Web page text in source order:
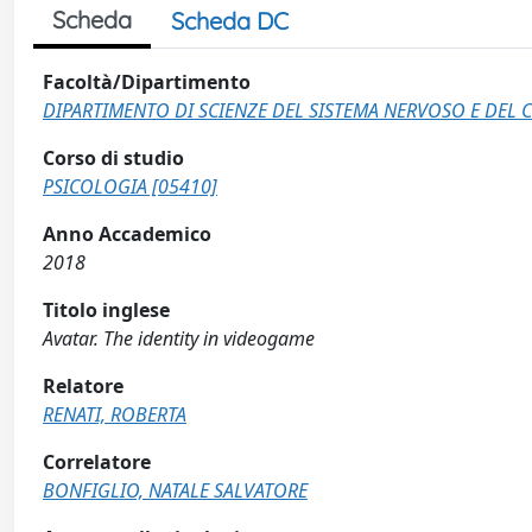
Scheda Scheda DC
Facoltà/Dipartimento
DIPARTIMENTO DI SCIENZE DEL SISTEMA NERVOSO E DEL
Corso di studio
PSICOLOGIA [05410]
Anno Accademico
2018
Titolo inglese
Avatar. The identity in videogame
Relatore
RENATI, ROBERTA
Correlatore
BONFIGLIO, NATALE SALVATORE